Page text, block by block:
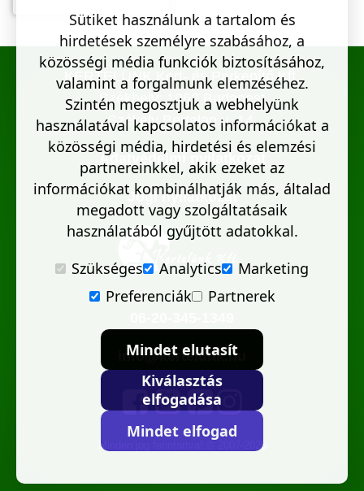
KERTELÜNK Kert- és Parképítő Kft.
Székhely: 1062 Budapest
Székely Bertalan u. 14.
Adatvédelmi nyilatkozat
Jogi nyilatkozat
info@kertelunk.hu
Minden jog fenntartva! © 2007-2026
Sütiket használunk a tartalom és
hirdetések személyre szabásához, a
közösségi média funkciók biztosításához,
valamint a forgalmunk elemzéséhez.
Szintén megosztjuk a webhelyünk
használatával kapcsolatos információkat a
közösségi média, hirdetési és elemzési
partnereinkkel, akik ezeket az
információkat kombinálhatják más, általad
megadott vagy szolgáltatásaik
használatából gyűjtött adatokkal.
Szükséges
Analytics
Marketing
Preferenciák
Partnerek
Mindet elutasít
Kiválasztás
elfogadása
Mindet elfogad